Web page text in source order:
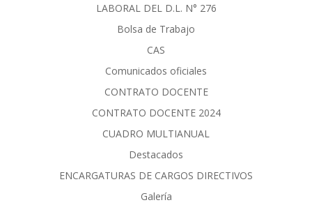
LABORAL DEL D.L. N° 276
Bolsa de Trabajo
CAS
Comunicados oficiales
CONTRATO DOCENTE
CONTRATO DOCENTE 2024
CUADRO MULTIANUAL
Destacados
ENCARGATURAS DE CARGOS DIRECTIVOS
Galería